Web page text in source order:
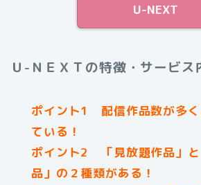
U-NEXT
Ｕ-ＮＥＸＴの特徴・サービス
ポイント1 配信作品数が多く
ている！
ポイント2 「見放題作品」
品」の２種類がある！